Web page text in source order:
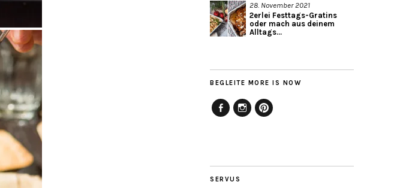
28. November 2021
2erlei Festtags-Gratins
oder mach aus deinem
Alltags...
BEGLEITE MORE IS NOW
SERVUS